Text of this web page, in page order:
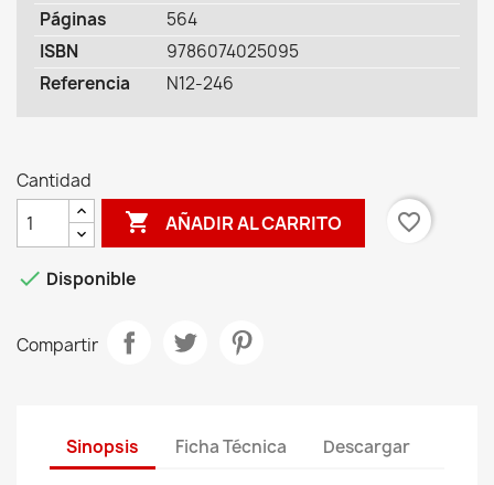
Páginas
564
ISBN
9786074025095
Referencia
N12-246
Cantidad
 AÑADIR AL CARRITO favorite_border
 Disponible
Compartir
Sinopsis Ficha Técnica Descargar